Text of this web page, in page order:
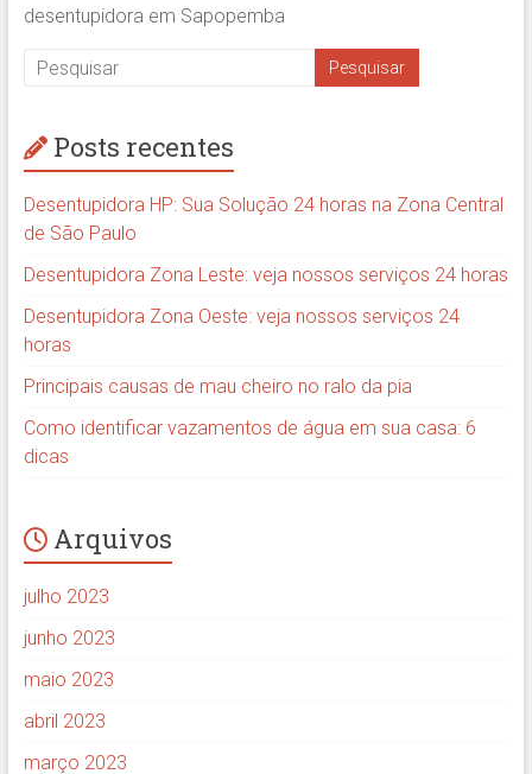
desentupidora em Sapopemba
Posts recentes
Desentupidora HP: Sua Solução 24 horas na Zona Central
de São Paulo
Desentupidora Zona Leste: veja nossos serviços 24 horas
Desentupidora Zona Oeste: veja nossos serviços 24
horas
Principais causas de mau cheiro no ralo da pia
Como identificar vazamentos de água em sua casa: 6
dicas
Arquivos
julho 2023
junho 2023
maio 2023
abril 2023
março 2023